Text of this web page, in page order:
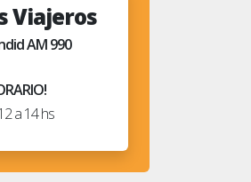
Viajeros
AM 990
a 14 hs